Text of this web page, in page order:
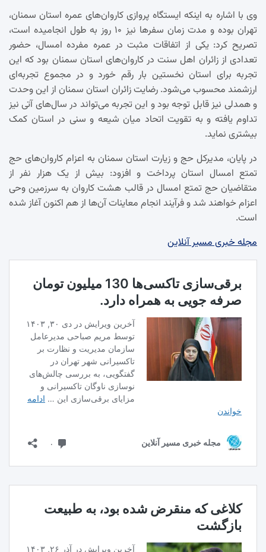
وی با اشاره به اینکه ایستگاه پروازی کاروان‌های عمره استان سمنان،
تهران بوده و مدت زمان سفرها نیز ۱۰ روز به طول انجامیده است،
تصریح کرد: یکی از اتفاقات مثبت در عمره مفرده امسال، حضور
تعدادی از زائران اهل سنت در کاروان‌های استان سمنان بود که این
تجربه برای استان نخستین بار رقم خورد و در مجموع تجربه‌ای
ارزشمند محسوب می‌شود. رضایت زائران استان سمنان از این وحدت
و همدلی نیز قابل توجه بود و این تجربه می‌تواند در سال‌های آتی نیز
تداوم یافته و به تقویت اتحاد میان شیعه و سنی در استان کمک
بیشتری نماید.
در پایان، مدیرکل حج و زیارت استان سمنان به اعزام کاروان‌های حج
تمتع امسال استان پرداخت و افزود: بیش از یک هزار نفر از
متقاضیان حج تمتع امسال در قالب هشت کاروان به سرزمین وحی
اعزام خواهند شد و فرآیند انجام معاینات آن‌ها از هم اکنون آغاز شده
است.
مجله خبری مسیر آنلاین